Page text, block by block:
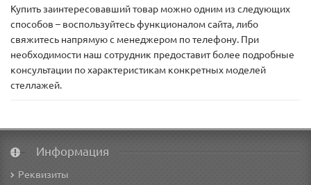
Купить заинтересовавший товар можно одним из следующих
способов – воспользуйтесь функционалом сайта, либо
свяжитесь напрямую с менеджером по телефону. При
необходимости наш сотрудник предоставит более подробные
консультации по характеристикам конкретных моделей
стеллажей.
Информация
Реквизиты